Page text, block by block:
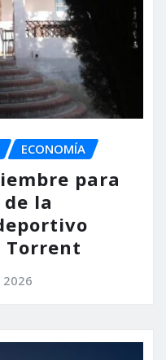
ECONOMÍA
para
la
Torrent
2026